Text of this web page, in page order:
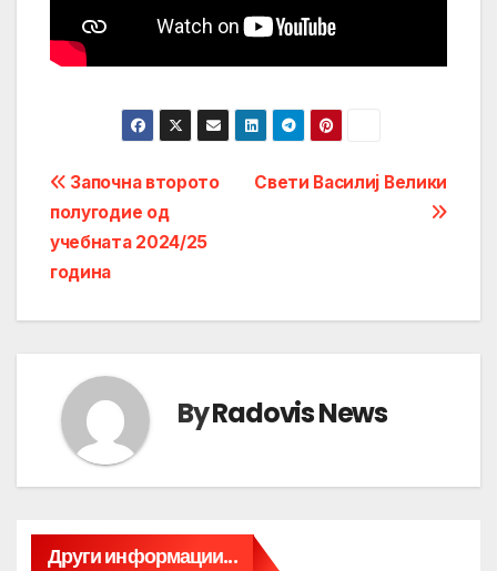
Post
navigation
Свети Василиј Велики
Започна второто
полугодие од
учебната 2024/25
година
ByRadovis News
Други информации...